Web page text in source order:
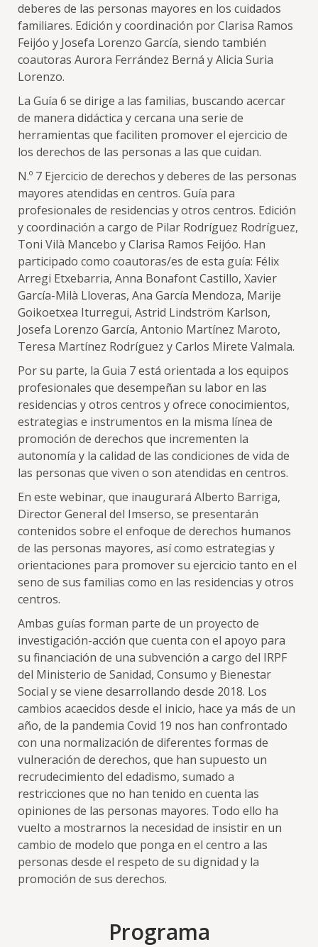
deberes de las personas mayores en los cuidados
familiares. Edición y coordinación por Clarisa Ramos
Feijóo y Josefa Lorenzo García, siendo también
coautoras Aurora Ferrández Berná y Alicia Suria
Lorenzo.
La Guía 6 se dirige a las familias, buscando acercar
de manera didáctica y cercana una serie de
herramientas que faciliten promover el ejercicio de
los derechos de las personas a las que cuidan.
N.º 7 Ejercicio de derechos y deberes de las personas
mayores atendidas en centros. Guía para
profesionales de residencias y otros centros. Edición
y coordinación a cargo de Pilar Rodríguez Rodríguez,
Toni Vilà Mancebo y Clarisa Ramos Feijóo. Han
participado como coautoras/es de esta guía: Félix
Arregi Etxebarria, Anna Bonafont Castillo, Xavier
García-Milà Lloveras, Ana García Mendoza, Marije
Goikoetxea Iturregui, Astrid Lindström Karlson,
Josefa Lorenzo García, Antonio Martínez Maroto,
Teresa Martínez Rodríguez y Carlos Mirete Valmala.
Por su parte, la Guia 7 está orientada a los equipos
profesionales que desempeñan su labor en las
residencias y otros centros y ofrece conocimientos,
estrategias e instrumentos en la misma línea de
promoción de derechos que incrementen la
autonomía y la calidad de las condiciones de vida de
las personas que viven o son atendidas en centros.
En este webinar, que inaugurará Alberto Barriga,
Director General del Imserso, se presentarán
contenidos sobre el enfoque de derechos humanos
de las personas mayores, así como estrategias y
orientaciones para promover su ejercicio tanto en el
seno de sus familias como en las residencias y otros
centros.
Ambas guías forman parte de un proyecto de
investigación-acción que cuenta con el apoyo para
su financiación de una subvención a cargo del IRPF
del Ministerio de Sanidad, Consumo y Bienestar
Social y se viene desarrollando desde 2018. Los
cambios acaecidos desde el inicio, hace ya más de un
año, de la pandemia Covid 19 nos han confrontado
con una normalización de diferentes formas de
vulneración de derechos, que han supuesto un
recrudecimiento del edadismo, sumado a
restricciones que no han tenido en cuenta las
opiniones de las personas mayores. Todo ello ha
vuelto a mostrarnos la necesidad de insistir en un
cambio de modelo que ponga en el centro a las
personas desde el respeto de su dignidad y la
promoción de sus derechos.
Programa